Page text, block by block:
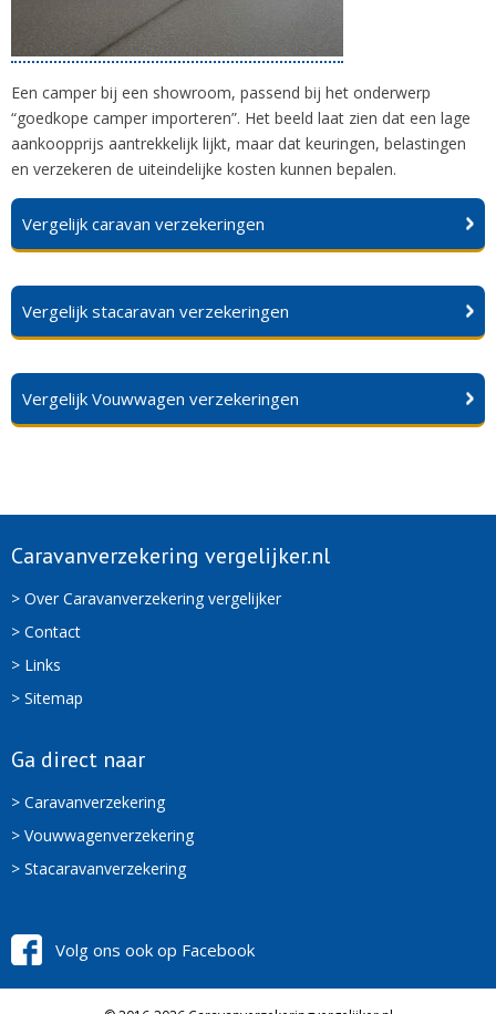
Een camper bij een showroom, passend bij het onderwerp
“goedkope camper importeren”. Het beeld laat zien dat een lage
aankoopprijs aantrekkelijk lijkt, maar dat keuringen, belastingen
en verzekeren de uiteindelijke kosten kunnen bepalen.
Vergelijk caravan verzekeringen
Vergelijk stacaravan verzekeringen
Vergelijk Vouwwagen verzekeringen
Caravanverzekering vergelijker.nl
> Over Caravanverzekering vergelijker
> Contact
> Links
> Sitemap
Ga direct naar
> Caravanverzekering
> Vouwwagenverzekering
> Stacaravanverzekering
Volg ons ook op Facebook